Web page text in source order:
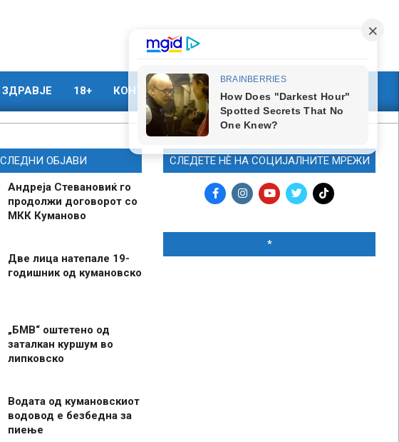
ЗДРАВЈЕ 18+ КОНТАКТ МАРКЕТИНГ
ОБЈАВИ
Андреја Стевановиќ го
продолжи договорот со
МКК Куманово
Две лица натепале 19-
годишник од кумановско
„БМВ“ оштетено од
заталкан куршум во
липковско
Водата од кумановскиот
водовод е безбедна за
пиење
СЛЕДЕТЕ НЀ НА СОЦИЈАЛНИТЕ МРЕЖИ
*